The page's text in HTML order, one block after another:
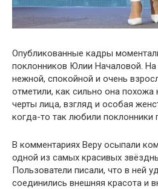
Опубликованные кадры
поклонников Юлии Началовой.
нежной, спокойной и очень
отметили, как сильно она
черты лица, взгляд и особая
когда-то так любили поклонники
В комментариях Веру осыпали
одной из самых красивых
Пользователи писали, что в ней
соединились внешняя красота и